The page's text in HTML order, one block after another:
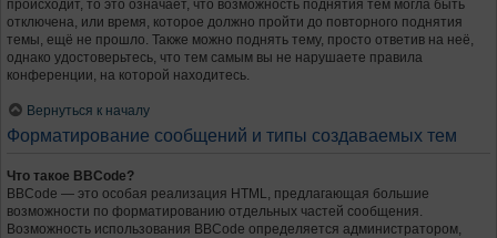
происходит, то это означает, что возможность поднятия тем могла быть
отключена, или время, которое должно пройти до повторного поднятия
темы, ещё не прошло. Также можно поднять тему, просто ответив на неё,
однако удостоверьтесь, что тем самым вы не нарушаете правила
конференции, на которой находитесь.
Вернуться к началу
Форматирование сообщений и типы создаваемых тем
Что такое BBCode?
BBCode — это особая реализация HTML, предлагающая большие
возможности по форматированию отдельных частей сообщения.
Возможность использования BBCode определяется администратором,